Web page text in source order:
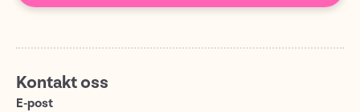
Kontakt oss
E-post